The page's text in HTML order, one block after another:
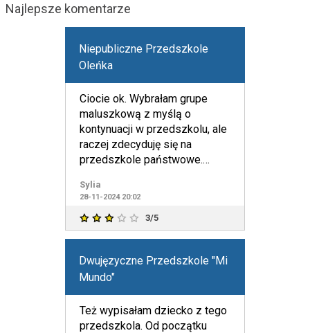
Najlepsze komentarze
Niepubliczne Przedszkole
Oleńka
Ciocie ok. Wybrałam grupe
maluszkową z myślą o
kontynuacji w przedszkolu, ale
raczej zdecyduję się na
przedszkole państwowe.
wiele
Sylia
28-11-2024 20:02
3/5
Dwujęzyczne Przedszkole "Mi
Mundo"
Też wypisałam dziecko z tego
przedszkola. Od początku